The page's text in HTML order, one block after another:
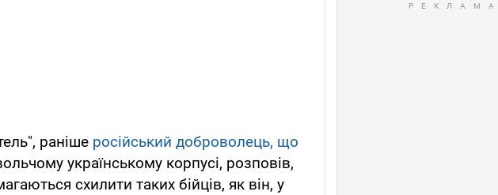
раніше російський доброволець, що
українському корпусі, розповів,
схилити таких бійців, як він, у